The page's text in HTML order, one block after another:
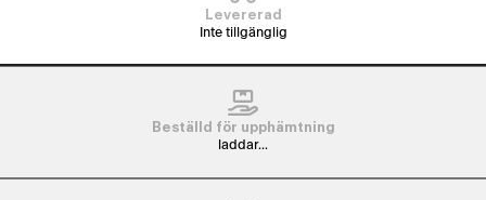
Levererad
Inte tillgänglig
Beställd för upphämtning
laddar...